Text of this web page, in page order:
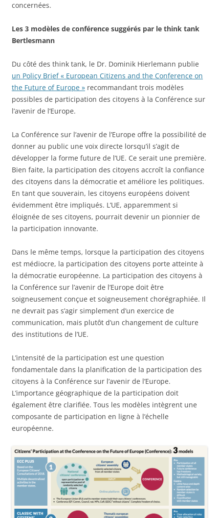
concernées.
Les 3 modèles de conférence suggérés par le think tank
Bertlesmann
Du côté des think tank, le Dr. Dominik Hierlemann publie
un Policy Brief « European Citizens and the Conference on
the Future of Europe » recommandant trois modèles
possibles de participation des citoyens à la Conférence sur
l’avenir de l’Europe.
La Conférence sur l’avenir de l’Europe offre la possibilité de
donner au public une voix directe lorsqu’il s’agit de
développer la forme future de l’UE. Ce serait une première.
Bien faite, la participation des citoyens accroît la confiance
des citoyens dans la démocratie et améliore les politiques.
En tant que souverain, les citoyens européens doivent
évidemment être impliqués. L’UE, apparemment si
éloignée de ses citoyens, pourrait devenir un pionnier de
la participation innovante.
Dans le même temps, lorsque la participation des citoyens
est médiocre, la participation des citoyens porte atteinte à
la démocratie européenne. La participation des citoyens à
la Conférence sur l’avenir de l’Europe doit être
soigneusement conçue et soigneusement chorégraphiée. Il
ne devrait pas s’agir simplement d’un exercice de
communication, mais plutôt d’un changement de culture
des institutions de l’UE.
L’intensité de la participation est une question
fondamentale dans la planification de la participation des
citoyens à la Conférence sur l’avenir de l’Europe.
L’importance géographique de la participation doit
également être clarifiée. Tous les modèles intègrent une
composante de participation en ligne à l’échelle
européenne.